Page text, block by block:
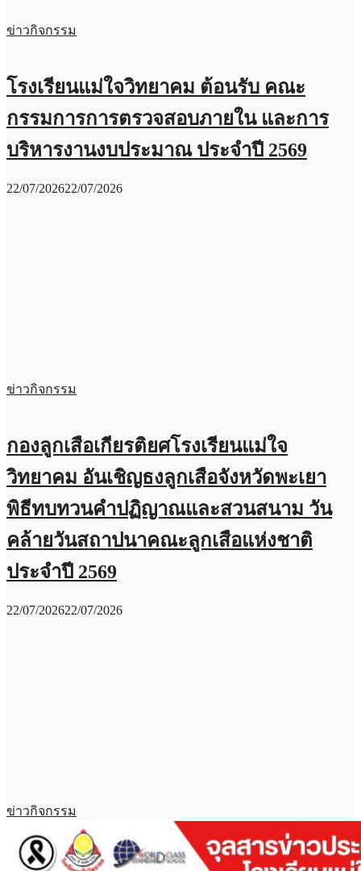
ข่าวกิจกรรม
โรงเรียนแม่ใจวิทยาคม ต้อนรับ คณะ
กรรมการการตรวจสอบภายใน และการ
บริหารงานงบประมาณ ประจำปี 2569
22/07/202622/07/2026
ข่าวกิจกรรม
กองลูกเสือเกียรติยศโรงเรียนแม่ใจ
วิทยาคม อันเชิญธงลูกเสือจังหวัดพะเยา
พิธีทบทวนคำปฏิญาณและสวนสนาม วัน
คล้ายวันสถาปนาคณะลูกเสือแห่งชาติ
ประจำปี 2569
22/07/202622/07/2026
ข่าวกิจกรรม